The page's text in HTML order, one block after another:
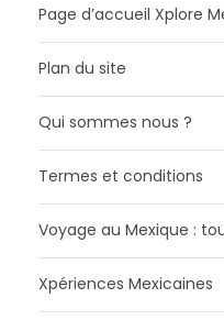
Page d’accueil Xplore
Plan du site
Qui sommes nous ?
Termes et conditions
Voyage au Mexique :
Xpériences Mexicaines